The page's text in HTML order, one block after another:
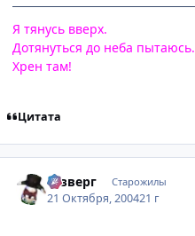
Я тянусь вверх.
Дотянуться до неба пытаюсь.
Хрен там!
Цитата
Юзверг Старожилы
21 Октября, 200421 г